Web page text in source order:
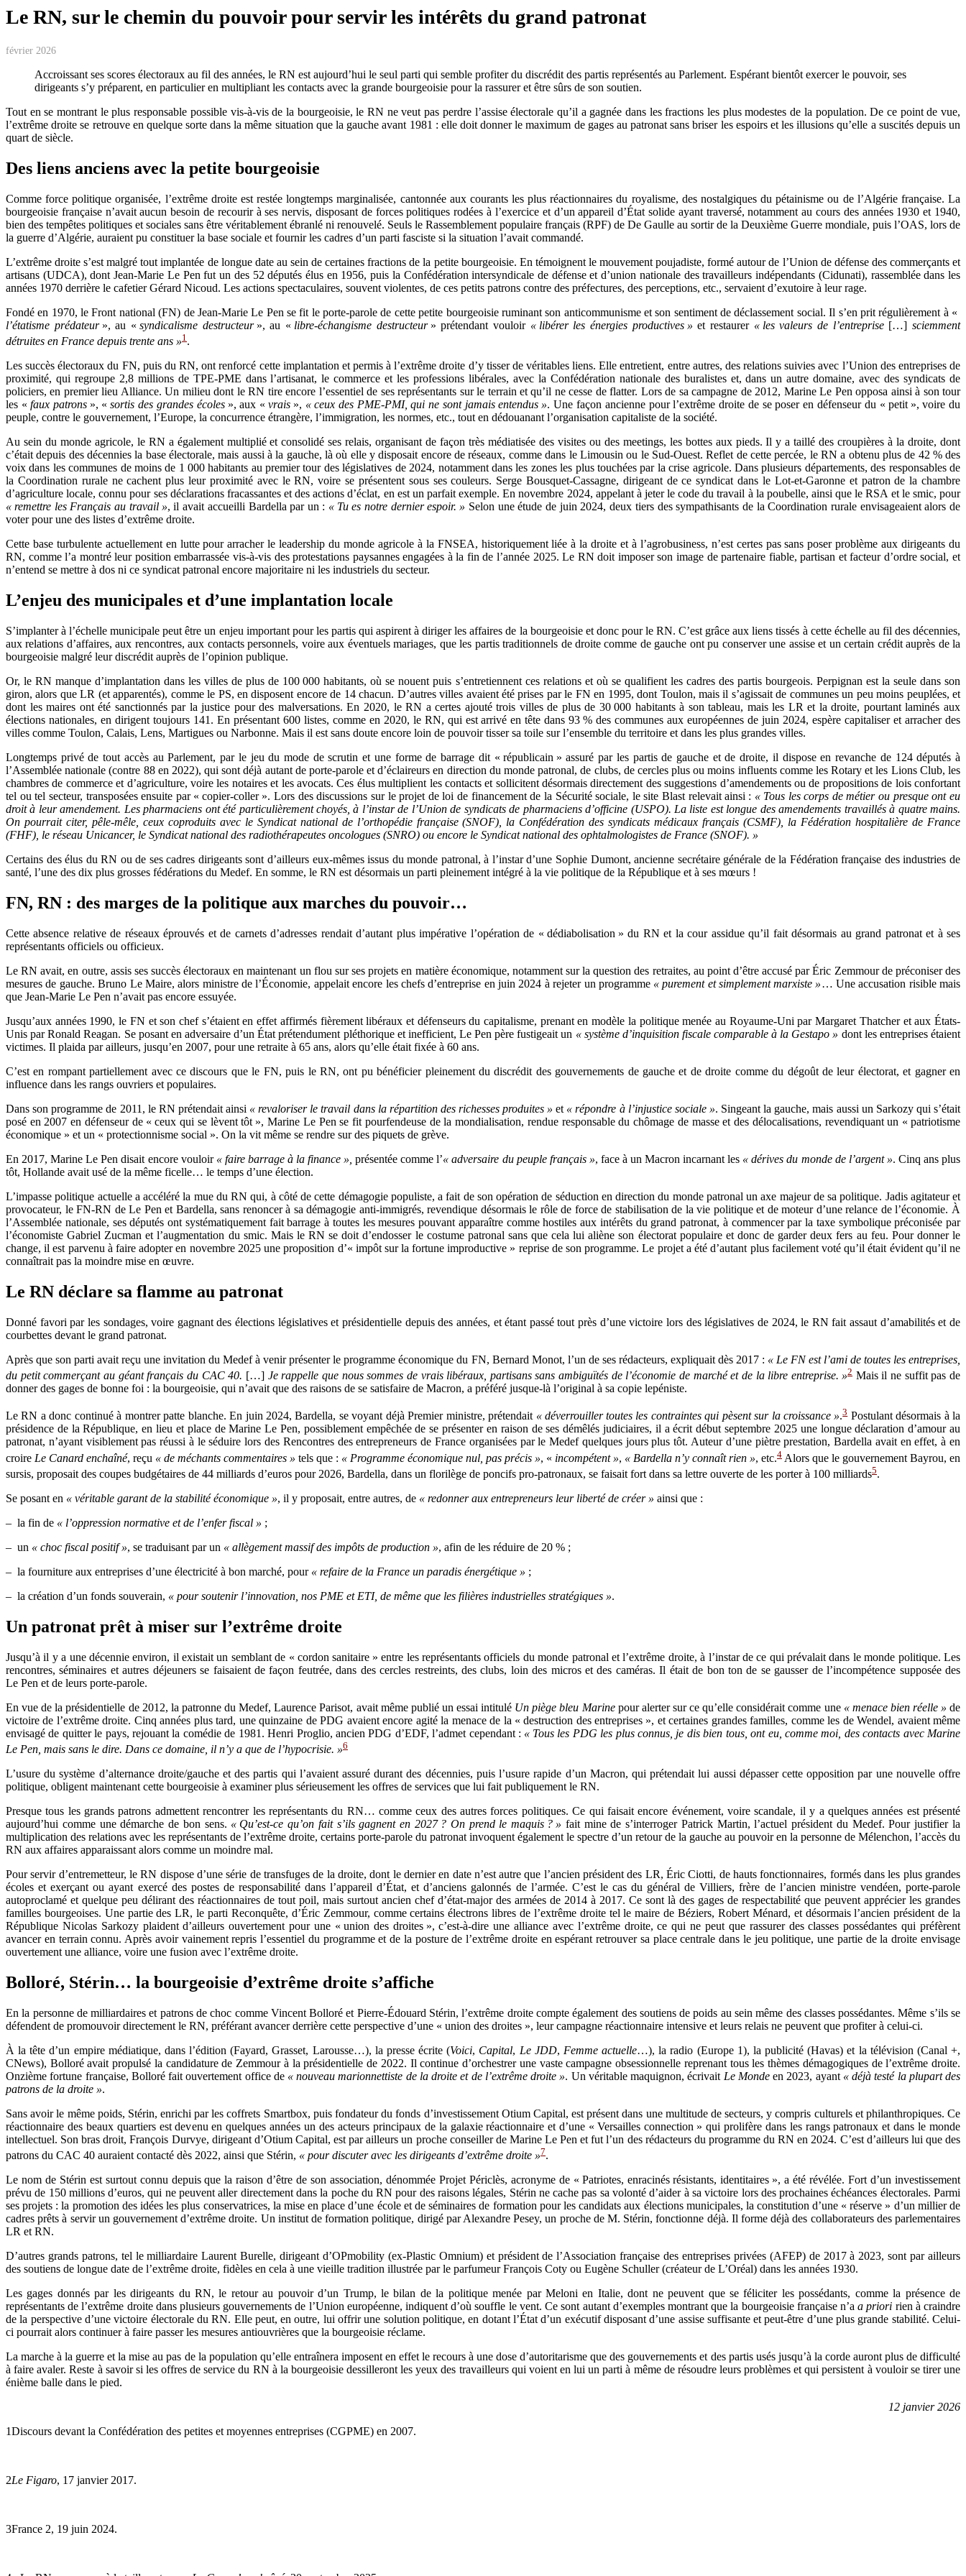
Le RN, sur le chemin du pouvoir pour servir les intérêts du grand patronat
février 2026
Accroissant ses scores électoraux au fil des années, le RN est aujourd’hui le seul parti qui semble profiter du discrédit des partis représentés au Parlement. Espérant bientôt exercer le pouvoir, ses
dirigeants s’y préparent, en particulier en multipliant les contacts avec la grande bourgeoisie pour la rassurer et être sûrs de son soutien.
Tout en se montrant le plus responsable possible vis-à-vis de la bourgeoisie, le RN ne veut pas perdre l’assise électorale qu’il a gagnée dans les fractions les plus modestes de la population. De ce point de vue,
l’extrême droite se retrouve en quelque sorte dans la même situation que la gauche avant 1981 : elle doit donner le maximum de gages au patronat sans briser les espoirs et les illusions qu’elle a suscités depuis un
quart de siècle.
Des liens anciens avec la petite bourgeoisie
Comme force politique organisée, l’extrême droite est restée longtemps marginalisée, cantonnée aux courants les plus réac­tion­nai­res du royalisme, des nostalgiques du pétainisme ou de l’Algérie française. La
bourgeoisie française n’avait aucun besoin de recourir à ses nervis, disposant de forces politiques rodées à l’exercice et d’un appareil d’État solide ayant traversé, notamment au cours des années 1930 et 1940,
bien des tempêtes politiques et sociales sans être véritablement ébranlé ni renouvelé. Seuls le Rassemblement populaire français (RPF) de De Gaulle au sortir de la Deuxième Guerre mondiale, puis l’OAS, lors de
la guerre d’Algérie, auraient pu constituer la base sociale et fournir les cadres d’un parti fasciste si la situation l’avait commandé.
L’extrême droite s’est malgré tout implantée de longue date au sein de certaines fractions de la petite bourgeoisie. En témoignent le mouvement poujadiste, formé autour de l’Union de défense des commerçants et
artisans (UDCA), dont Jean-Marie Le Pen fut un des 52 députés élus en 1956, puis la Confédération intersyndicale de défense et d’union nationale des travailleurs indépendants (Cidunati), rassemblée dans les
années 1970 derrière le cafetier Gérard Nicoud. Les actions spectaculaires, souvent violentes, de ces petits patrons contre des préfectures, des perceptions, etc., servaient d’exutoire à leur rage.
Fondé en 1970, le Front national (FN) de Jean-Marie Le Pen se fit le porte-parole de cette petite bourgeoisie ruminant son anticommunisme et son sentiment de déclassement social. Il s’en prit régulièrement à «
l’étatisme prédateur», au «syndicalisme destructeur », au « libre-échangisme destructeur » prétendant vouloir « libérer les énergies productives » et restaurer « les valeurs de l’entreprise […] sciemment
détruites en France depuis trente ans »1.
Les succès électoraux du FN, puis du RN, ont renforcé cette implantation et permis à l’extrême droite d’y tisser de véritables liens. Elle entretient, entre autres, des relations suivies avec l’Union des entreprises de
proximité, qui regroupe 2,8 millions de TPE-PME dans l’artisanat, le commerce et les professions libérales, avec la Confédération nationale des buralistes et, dans un autre domaine, avec des syndicats de
policiers, en premier lieu Alliance. Un milieu dont le RN tire encore l’essentiel de ses représentants sur le terrain et qu’il ne cesse de flatter. Lors de sa campagne de 2012, Marine Le Pen opposa ainsi à son tour
les « faux patrons», «sortis des grandes écoles », aux «vrais », « ceux des PME-PMI, qui ne sont jamais entendus ». Une façon ancienne pour l’extrême droite de se poser en défenseur du « petit », voire du
peuple, contre le gouvernement, l’Europe, la concurrence étrangère, l’immigration, les normes, etc., tout en dédouanant l’organisation capitaliste de la société.
Au sein du monde agricole, le RN a également multiplié et consolidé ses relais, organisant de façon très médiatisée des visites ou des meetings, les bottes aux pieds. Il y a taillé des croupières à la droite, dont
c’était depuis des décennies la base électorale, mais aussi à la gauche, là où elle y disposait encore de réseaux, comme dans le Limousin ou le Sud-Ouest. Reflet de cette percée, le RN a obtenu plus de 42 % des
voix dans les communes de moins de 1 000 habitants au premier tour des législatives de 2024, notamment dans les zones les plus touchées par la crise agricole. Dans plusieurs départements, des responsables de
la Coordination rurale ne cachent plus leur proximité avec le RN, voire se présentent sous ses couleurs. Serge ­Bousquet-Cassagne, dirigeant de ce syndicat dans le Lot-et-Garonne et patron de la chambre
d’agriculture locale, connu pour ses déclarations fracassantes et des actions d’éclat, en est un parfait exemple. En novembre 2024, appelant à jeter le code du travail à la poubelle, ainsi que le RSA et le smic, pour
« remettre les Français au travail », il avait accueilli Bardella par un : « Tu es notre dernier espoir. » Selon une étude de juin 2024, deux tiers des sympathisants de la Coordination rurale envisageaient alors de
voter pour une des listes d’extrême droite.
Cette base turbulente actuellement en lutte pour arracher le leadership du monde agricole à la FNSEA, historiquement liée à la droite et à l’agrobusiness, n’est certes pas sans poser problème aux dirigeants du
RN, comme l’a montré leur position embarrassée vis-à-vis des protestations paysannes engagées à la fin de l’année 2025. Le RN doit imposer son image de partenaire fiable, partisan et facteur d’ordre social, et
n’entend se mettre à dos ni ce syndicat patronal encore majoritaire ni les industriels du secteur.
L’enjeu des municipales et d’une implantation locale
S’implanter à l’échelle municipale peut être un enjeu important pour les partis qui aspirent à diriger les affaires de la bourgeoisie et donc pour le RN. C’est grâce aux liens tissés à cette échelle au fil des décennies,
aux relations d’affaires, aux rencontres, aux contacts personnels, voire aux éventuels mariages, que les partis traditionnels de droite comme de gauche ont pu conserver une assise et un certain crédit auprès de la
bourgeoisie malgré leur discrédit auprès de l’opinion publique.
Or, le RN manque d’implantation dans les villes de plus de 100 000 habitants, où se nouent puis s’entretiennent ces relations et où se qualifient les cadres des partis bourgeois. Perpignan est la seule dans son
giron, alors que LR (et apparentés), comme le PS, en disposent encore de 14 chacun. D’autres villes avaient été prises par le FN en 1995, dont Toulon, mais il s’agissait de communes un peu moins peuplées, et
dont les maires ont été sanctionnés par la justice pour des malversations. En 2020, le RN a certes ajouté trois villes de plus de 30 000 habitants à son tableau, mais les LR et la droite, pourtant laminés aux
élections nationales, en dirigent toujours 141. En présentant 600 listes, comme en 2020, le RN, qui est arrivé en tête dans 93 % des communes aux européennes de juin 2024, espère capitaliser et arracher des
villes comme Toulon, Calais, Lens, Martigues ou Narbonne. Mais il est sans doute encore loin de pouvoir tisser sa toile sur l’ensemble du territoire et dans les plus grandes villes.
Longtemps privé de tout accès au Parlement, par le jeu du mode de scrutin et une forme de barrage dit « républicain » assuré par les partis de gauche et de droite, il dispose en revanche de 124 députés à
l’Assemblée nationale (contre 88 en 2022), qui sont déjà autant de porte-parole et d’éclaireurs en direction du monde patronal, de clubs, de cercles plus ou moins influents comme les Rotary et les Lions Club, les
chambres de commerce et d’agriculture, voire les notaires et les avocats. Ces élus multiplient les contacts et sollicitent désormais directement des suggestions d’amendements ou de propositions de lois confortant
tel ou tel secteur, transposées ensuite par « copier-coller ». Lors des discussions sur le projet de loi de financement de la Sécurité sociale, le site Blast relevait ainsi : « Tous les corps de métier ou presque ont eu
droit à leur amendement. Les pharmaciens ont été particulièrement choyés, à l’instar de l’Union de syndicats de pharmaciens d’officine (USPO). La liste est longue des amendements travaillés à quatre mains.
On pourrait citer, pêle-mêle, ceux coproduits avec le Syndicat national de l’orthopédie française (SNOF), la Confédération des syndicats médicaux français (CSMF), la Fédération hospitalière de France
(FHF), le réseau Unicancer, le Syndicat national des radiothérapeutes oncologues (SNRO) ou encore le Syndicat national des ophtalmologistes de France (SNOF). »
Certains des élus du RN ou de ses cadres dirigeants sont d’ailleurs eux-mêmes issus du monde patronal, à l’instar d’une Sophie Dumont, ancienne secrétaire générale de la Fédération française des industries de
santé, l’une des dix plus grosses fédérations du Medef. En somme, le RN est désormais un parti pleinement intégré à la vie politique de la République et à ses mœurs !
FN, RN : des marges de la politique aux marches du pouvoir…
Cette absence relative de réseaux éprouvés et de carnets d’adresses rendait d’autant plus impérative l’opération de « dédiabolisation » du RN et la cour assidue qu’il fait désormais au grand patronat et à ses
représentants officiels ou officieux.
Le RN avait, en outre, assis ses succès électoraux en maintenant un flou sur ses projets en matière économique, notamment sur la question des retraites, au point d’être accusé par Éric Zemmour de préconiser des
mesures de gauche. Bruno Le Maire, alors ministre de l’Économie, appelait encore les chefs d’entreprise en juin 2024 à rejeter un programme « purement et simplement marxiste »… Une accusation risible mais
que Jean-Marie Le Pen n’avait pas encore essuyée.
Jusqu’aux années 1990, le FN et son chef s’étaient en effet affirmés fièrement libéraux et défenseurs du capitalisme, prenant en modèle la politique menée au Royaume-Uni par Margaret Thatcher et aux États-
Unis par Ronald Reagan. Se posant en adversaire d’un État prétendument pléthorique et inefficient, Le Pen père fustigeait un « système d’inquisition fiscale comparable à la Gestapo » dont les entreprises étaient
victimes. Il plaida par ailleurs, jusqu’en 2007, pour une retraite à 65 ans, alors qu’elle était fixée à 60 ans.
C’est en rompant partiellement avec ce discours que le FN, puis le RN, ont pu bénéficier pleinement du discrédit des gouvernements de gauche et de droite comme du dégoût de leur électorat, et gagner en
influence dans les rangs ouvriers et populaires.
Dans son programme de 2011, le RN prétendait ainsi « revaloriser le travail dans la répartition des richesses produites » et « répondre à l’injustice sociale ». Singeant la gauche, mais aussi un Sarkozy qui s’était
posé en 2007 en défenseur de « ceux qui se lèvent tôt », Marine Le Pen se fit pourfendeuse de la mondialisation, rendue responsable du chômage de masse et des délocalisations, revendiquant un « patriotisme
économique » et un « protectionnisme social ». On la vit même se rendre sur des piquets de grève.
En 2017, Marine Le Pen disait encore vouloir « faire barrage à la finance », présentée comme l’« adversaire du peuple français », face à un Macron incarnant les « dérives du monde de l’argent ». Cinq ans plus
tôt, Hollande avait usé de la même ficelle… le temps d’une élection.
L’impasse politique actuelle a accéléré la mue du RN qui, à côté de cette démagogie populiste, a fait de son opération de séduction en direction du monde patronal un axe majeur de sa politique. Jadis agitateur et
provocateur, le FN-RN de Le Pen et Bardella, sans renoncer à sa démagogie anti-immigrés, revendique désormais le rôle de force de stabilisation de la vie politique et de moteur d’une relance de l’économie. À
l’Assemblée nationale, ses députés ont systématiquement fait barrage à toutes les mesures pouvant apparaître comme hostiles aux intérêts du grand patronat, à commencer par la taxe symbolique préconisée par
l’économiste Gabriel Zucman et l’augmentation du smic. Mais le RN se doit d’endosser le costume patronal sans que cela lui aliène son électorat populaire et donc de garder deux fers au feu. Pour donner le
change, il est parvenu à faire adopter en novembre 2025 une proposition d’« impôt sur la fortune improductive » reprise de son programme. Le projet a été d’autant plus facilement voté qu’il était évident qu’il ne
connaîtrait pas la moindre mise en œuvre.
Le RN déclare sa flamme au patronat
Donné favori par les sondages, voire gagnant des élections législatives et présidentielle depuis des années, et étant passé tout près d’une victoire lors des législatives de 2024, le RN fait assaut d’amabilités et de
courbettes devant le grand patronat.
Après que son parti avait reçu une invitation du Medef à venir présenter le programme économique du FN, Bernard Monot, l’un de ses rédacteurs, expliquait dès 2017 : « Le FN est l’ami de toutes les entreprises,
du petit commerçant au géant français du CAC 40. […]Je rappelle que nous sommes de vrais libéraux, partisans sans ambiguïtés de l’économie de marché et de la libre entreprise. »2 Mais il ne suffit pas de
donner des gages de bonne foi : la bourgeoisie, qui n’avait que des raisons de se satisfaire de Macron, a préféré jusque-là l’original à sa copie lepéniste.
Le RN a donc continué à montrer patte blanche. En juin 2024, Bardella, se voyant déjà Premier ministre, prétendait « déverrouiller toutes les contraintes qui pèsent sur la croissance ».3Postulant désormais à la
présidence de la République, en lieu et place de Marine Le Pen, possiblement empêchée de se présenter en raison de ses démêlés judiciaires, il a écrit début septembre 2025 une longue déclaration d’amour au
patronat, n’ayant visiblement pas réussi à le séduire lors des Rencontres des entrepreneurs de France organisées par le Medef quelques jours plus tôt. Auteur d’une piètre prestation, Bardella avait en effet, à en
croire Le Canard enchaîné, reçu « de méchants commentaires » tels que : « Programme économique nul, pas précis », « incompétent », « Bardella n’y connaît rien », etc.4 Alors que le gouvernement Bayrou, en
sursis, proposait des coupes budgétaires de 44 milliards d’euros pour 2026, Bardella, dans un florilège de poncifs pro-patronaux, se faisait fort dans sa lettre ouverte de les porter à 100 milliards5.
Se posant en « véritable garant de la stabilité économique », il y proposait, entre autres, de « redonner aux entrepreneurs leur liberté de créer » ainsi que :
– la fin de « l’oppression normative et de l’enfer fiscal » ;
– un « choc fiscal positif », se traduisant par un « allègement massif des impôts de production », afin de les réduire de 20 % ;
– la fourniture aux entreprises d’une électricité à bon marché, pour « refaire de la France un paradis énergétique » ;
– la création d’un fonds souverain, « pour soutenir l’innovation, nos PME et ETI, de même que les filières industrielles stratégiques ».
Un patronat prêt à miser sur l’extrême droite
Jusqu’à il y a une décennie environ, il existait un semblant de « cordon sanitaire » entre les représentants officiels du monde patronal et l’extrême droite, à l’instar de ce qui prévalait dans le monde politique. Les
rencontres, séminaires et autres déjeuners se faisaient de façon feutrée, dans des cercles restreints, des clubs, loin des micros et des caméras. Il était de bon ton de se gausser de l’incompétence supposée des
Le Pen et de leurs porte-parole.
En vue de la présidentielle de 2012, la patronne du Medef, Laurence Parisot, avait même publié un essai intitulé Un piège bleu Marinepour alerter sur ce qu’elle considérait comme une « menace bien réelle » de
victoire de l’extrême droite. Cinq années plus tard, une quinzaine de PDG avaient encore agité la menace de la « destruction des entreprises », et certaines grandes familles, comme les de Wendel, avaient même
envisagé de quitter le pays, rejouant la comédie de 1981. Henri Proglio, ancien PDG d’EDF, l’admet cependant : « Tous les PDG les plus connus, je dis bien tous, ont eu, comme moi, des contacts avec Marine
Le Pen, mais sans le dire. Dans ce domaine, il n’y a que de l’hypocrisie. »6
L’usure du système d’alternance droite/gauche et des partis qui l’avaient assuré durant des décennies, puis l’usure rapide d’un Macron, qui prétendait lui aussi dépasser cette opposition par une nouvelle offre
politique, obligent maintenant cette bourgeoisie à examiner plus sérieusement les offres de services que lui fait publiquement le RN.
Presque tous les grands patrons admettent rencontrer les représentants du RN… comme ceux des autres forces politiques. Ce qui faisait encore événement, voire scandale, il y a quelques années est présenté
aujourd’hui comme une démarche de bon sens. « Qu’est-ce qu’on fait s’ils gagnent en 2027 ? On prend le maquis ? » fait mine de s’interroger Patrick Martin, l’actuel président du Medef. Pour justifier la
multiplication des relations avec les représentants de l’extrême droite, certains porte-parole du patronat invoquent également le spectre d’un retour de la gauche au pouvoir en la personne de Mélenchon, l’accès du
RN aux affaires apparaissant alors comme un moindre mal.
Pour servir d’entremetteur, le RN dispose d’une série de transfuges de la droite, dont le dernier en date n’est autre que l’ancien président des LR, Éric Ciotti, de hauts fonctionnaires, formés dans les plus grandes
écoles et exerçant ou ayant exercé des postes de responsabilité dans l’appareil d’État, et d’anciens galonnés de l’armée. C’est le cas du général de Villiers, frère de l’ancien ministre vendéen, porte-parole
autoproclamé et quelque peu délirant des réactionnaires de tout poil, mais surtout ancien chef d’état-major des armées de 2014 à 2017. Ce sont là des gages de respectabilité que peuvent apprécier les grandes
familles bourgeoises. Une partie des LR, le parti Reconquête, d’Éric Zemmour, comme certains électrons libres de l’extrême droite tel le maire de Béziers, Robert Ménard, et désormais l’ancien président de la
République Nicolas Sarkozy plaident d’ailleurs ouvertement pour une « union des droites », c’est-à-dire une alliance avec l’extrême droite, ce qui ne peut que rassurer des classes possédantes qui préfèrent
avancer en terrain connu. Après avoir vainement repris l’essentiel du programme et de la posture de l’extrême droite en espérant retrouver sa place centrale dans le jeu politique, une partie de la droite envisage
ouvertement une alliance, voire une fusion avec l’extrême droite.
Bolloré, Stérin… la bourgeoisie d’extrême droite s’affiche
En la personne de milliardaires et patrons de choc comme Vincent Bolloré et Pierre-Édouard Stérin, l’extrême droite compte également des soutiens de poids au sein même des classes possédantes. Même s’ils se
défendent de promouvoir directement le RN, préférant avancer derrière cette perspective d’une « union des droites », leur campagne réac­tion­nai­re intensive et leurs relais ne peuvent que profiter à celui-ci.
À la tête d’un empire médiatique, dans l’édition (Fayard, Grasset, Larousse…), la presse écrite (Voici, Capital, Le JDD, Femme actuelle…), la radio (Europe 1), la publicité (Havas) et la télévision (Canal +,
CNews), Bolloré avait propulsé la candidature de Zemmour à la présidentielle de 2022. Il continue d’orchestrer une vaste campagne obsessionnelle reprenant tous les thèmes démagogiques de l’extrême droite.
Onzième fortune française, Bolloré fait ouvertement office de « nouveau marionnettiste de la droite et de l’extrême droite ». Un véritable maquignon, écrivait Le Mondeen 2023, ayant « déjà testé la plupart des
patrons de la droite ».
Sans avoir le même poids, Stérin, enrichi par les coffrets Smartbox, puis fondateur du fonds d’investissement Otium Capital, est présent dans une multitude de secteurs, y compris culturels et philanthropiques. Ce
réactionnaire des beaux quartiers est devenu en quelques années un des acteurs principaux de la galaxie réactionnaire et d’une « Versailles connection » qui prolifère dans les rangs patronaux et dans le monde
intellectuel. Son bras droit, François Durvye, dirigeant d’Otium Capital, est par ailleurs un proche conseiller de Marine Le Pen et fut l’un des rédacteurs du programme du RN en 2024. C’est d’ailleurs lui que des
patrons du CAC 40 auraient contacté dès 2022, ainsi que Stérin, « pour discuter avec les dirigeants d’extrême droite »7.
Le nom de Stérin est surtout connu depuis que la raison d’être de son association, dénommée Projet Périclès, acronyme de « Patriotes, enracinés résistants, identitaires », a été révélée. Fort d’un investissement
prévu de 150 millions d’euros, qui ne peuvent aller directement dans la poche du RN pour des raisons légales, Stérin ne cache pas sa volonté d’aider à sa victoire lors des prochaines échéances électorales. Parmi
ses projets : la promotion des idées les plus conservatrices, la mise en place d’une école et de séminaires de formation pour les candidats aux élections municipales, la constitution d’une « réserve » d’un millier de
cadres prêts à servir un gouvernement d’extrême droite. Un institut de formation politique, dirigé par Alexandre Pesey, un proche de M. Stérin, fonctionne déjà. Il forme déjà des collaborateurs des parlementaires
LR et RN.
D’autres grands patrons, tel le milliardaire Laurent Burelle, dirigeant d’OPmobility (ex-Plastic Omnium) et président de l’Association française des entreprises privées (AFEP) de 2017 à 2023, sont par ailleurs
des soutiens de longue date de l’extrême droite, fidèles en cela à une vieille tradition illustrée par le parfumeur François Coty ou Eugène Schuller (créateur de L’Oréal) dans les années 1930.
Les gages donnés par les dirigeants du RN, le retour au pouvoir d’un Trump, le bilan de la politique menée par Meloni en Italie, dont ne peuvent que se féliciter les possédants, comme la présence de
représentants de l’extrême droite dans plusieurs gouvernements de l’Union européenne, indiquent d’où souffle le vent. Ce sont autant d’exemples montrant que la bourgeoisie française n’aa priori rien à craindre
de la perspective d’une victoire électorale du RN. Elle peut, en outre, lui offrir une solution politique, en dotant l’État d’un exécutif disposant d’une assise suffisante et peut-être d’une plus grande stabilité. Celui-
ci pourrait alors continuer à faire passer les mesures ­antiouvrières que la bourgeoisie réclame.
La marche à la guerre et la mise au pas de la population qu’elle entraînera imposent en effet le recours à une dose d’autoritarisme que des gouvernements et des partis usés jusqu’à la corde auront plus de difficulté
à faire avaler. Reste à savoir si les offres de service du RN à la bourgeoisie dessilleront les yeux des travailleurs qui voient en lui un parti à même de résoudre leurs problèmes et qui persistent à vouloir se tirer une
énième balle dans le pied.
12 janvier 2026
1Discours devant la Confédération des petites et moyennes entreprises (CGPME) en 2007.
2Le Figaro, 17 janvier 2017.
3France 2, 19 juin 2024.